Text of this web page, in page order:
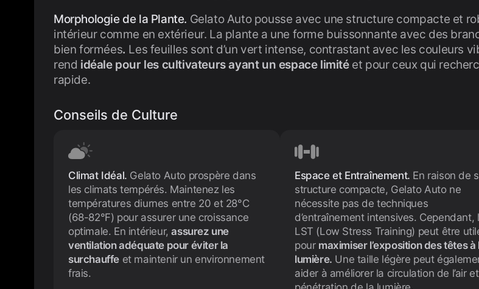
Morphologie de la Plante. Gelato Auto pousse avec une structure compacte et
intérieur comme en extérieur. La plante a une forme buissonnante avec des
bien formées. Les feuilles sont d’un vert intense, contrastant avec les couleurs
rend idéale pour les cultivateurs ayant un espace limitéet pour ceux qui
rapide.
Conseils de Culture
Climat Idéal. Gelato Auto prospère dans
les climats tempérés. Maintenez les
températures diurnes entre 20 et 28°C
(68-82°F) pour assurer une croissance
optimale. En intérieur,assurez une
ventilation adéquate pour éviter la
surchauffe et maintenir un environnement
frais.
Espace et Entraînement. En raison de
structure compacte, Gelato Autone
nécessite pas de techniques
d’entraînement intensives. Cependant,
LST (Low Stress Training) peut être
pour maximiser l’exposition des têtes à
lumière. Une taille légère peut
aider à améliorer la circulation de l’air